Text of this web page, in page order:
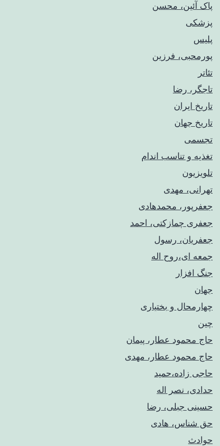
پاک آئین، محسن
پزشکی
پلیس
پورمحبی، فرزین
تئاتر
تاجگر، رضا
تاریخ ایران
تاریخ جهان
تجسمی
تغذیه و تناسب اندام
تلویزیون
تهرانی، مهدی
جعفرپور، محمدهادی
جعفری چمازکتی، احمد
جعفریان، رسول
جمعه ای،روح اله
جنگ افزار
جهان
چهارمحال و بختیاری
چین
حاج محمود عطار، پیمان
حاج محمود عطار، مهدی
حاجی زاده،حمید
حدادی، نصر اله
حسینی جبلی، رضا
حق شناس، هادی
حوادث